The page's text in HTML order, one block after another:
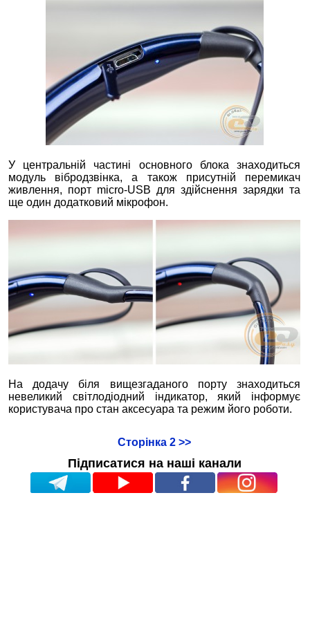
У центральній частині основного блока знаходиться
модуль вібродзвінка, а також присутній перемикач
живлення, порт micro-USB для здійснення зарядки та
ще один додатковий мікрофон.
На додачу біля вищезгаданого порту знаходиться
невеликий світлодіодний індикатор, який інформує
користувача про стан аксесуара та режим його роботи.
Сторінка 2 >>
Підписатися на наші канали